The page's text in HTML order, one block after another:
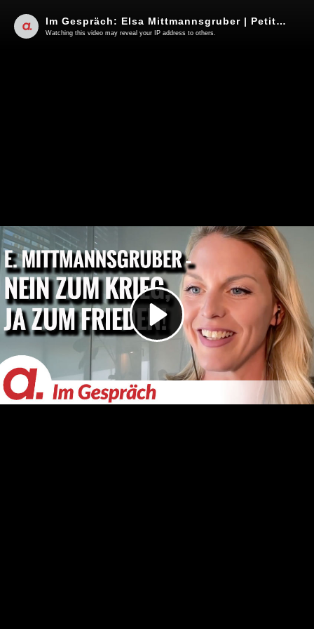
Play
Video
Im Gespräch: Elsa Mittmannsgruber | Petition „NEIN zum Krieg, JA zum Frieden!“
Watching this video may reveal your IP address to others.